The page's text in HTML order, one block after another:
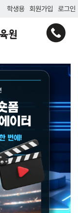
학생용 회원가입 로그인